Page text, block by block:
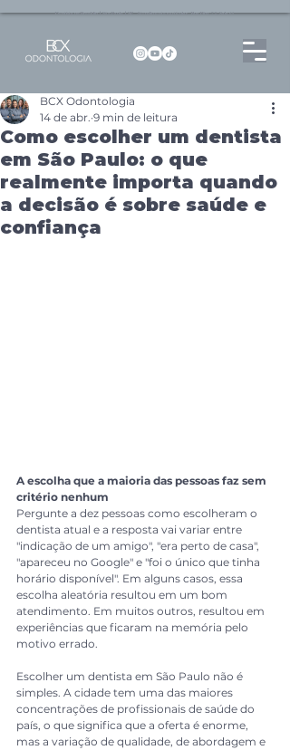
Dentista no Brooklin | São Paulo | SP Atendimento particular Rua Pitu, 72, Sala 65
Como escolher um dentista
em São Paulo: o que
realmente importa quando
a decisão é sobre saúde e
confiança
BCX Odontologia
14 de abr. 9 min de leitura
A escolha que a maioria das pessoas faz sem
critério nenhum
Pergunte a dez pessoas como escolheram o
dentista atual e a resposta vai variar entre
"indicação de um amigo", "era perto de casa",
"apareceu no Google" e "foi o único que tinha
horário disponível". Em alguns casos, essa
escolha aleatória resultou em um bom
atendimento. Em muitos outros, resultou em
experiências que ficaram na memória pelo
motivo errado.
Escolher um dentista em São Paulo não é
simples. A cidade tem uma das maiores
concentrações de profissionais de saúde do
país, o que significa que a oferta é enorme,
mas a variação de qualidade, de abordagem e